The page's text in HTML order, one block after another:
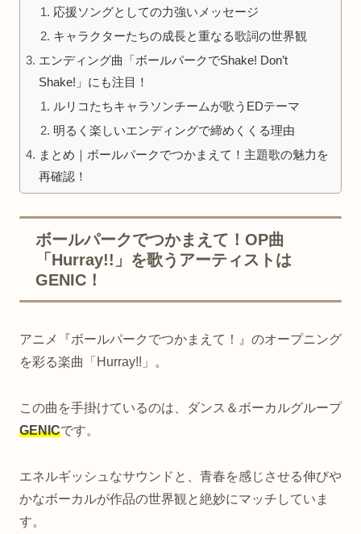
応援ソングとしての力強いメッセージ
キャラクターたちの成長と重なる歌詞の世界観
エンディング曲「ボールパークでShake! Don’t
Shake!」にも注目！
ルリコたちキャラソンチームが歌うEDテーマ
明るく楽しいエンディングで締めくくる理由
まとめ｜ボールパークでつかまえて！主題歌の魅力を
再確認！
ボールパークでつかまえて！OP曲
「Hurray!!」を歌うアーティストは
GENIC！
アニメ『ボールパークでつかまえて！』のオープニング
を彩る楽曲「Hurray!!」。
この曲を手掛けているのは、ダンス＆ボーカルグループ
GENICです。
エネルギッシュなサウンドと、青春を感じさせる伸びや
かなボーカルが作品の世界観と絶妙にマッチしていま
す。